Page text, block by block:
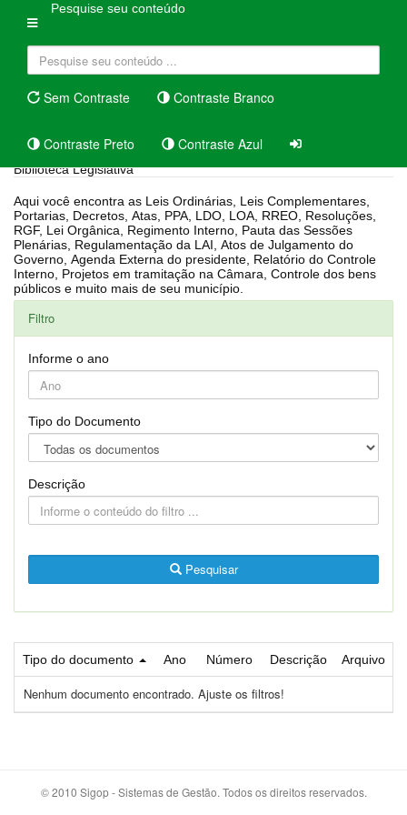
Pesquise seu conteúdo
Sem Contraste Contraste Branco
Contraste Preto Contraste Azul
Biblioteca Legislativa
Aqui você encontra as Leis Ordinárias, Leis Complementares,
Portarias, Decretos, Atas, PPA, LDO, LOA, RREO, Resoluções,
RGF, Lei Orgânica, Regimento Interno, Pauta das Sessões
Plenárias, Regulamentação da LAI, Atos de Julgamento do
Governo, Agenda Externa do presidente, Relatório do Controle
Interno, Projetos em tramitação na Câmara, Controle dos bens
públicos e muito mais de seu município.
Filtro
Informe o ano
Tipo do Documento
Descrição
Pesquisar
Tipo do documento Ano Número Descrição Arquivo
Nenhum documento encontrado. Ajuste os filtros!
© 2010 Sigop - Sistemas de Gestão. Todos os direitos reservados.